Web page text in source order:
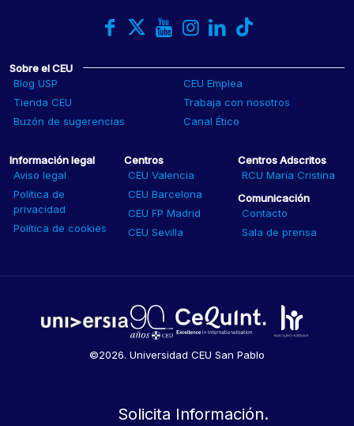
Sobre el CEU
Blog USP
CEU Emplea
Tienda CEU
Trabaja con nosotros
Buzón de sugerencias
Canal Ético
Información legal
Aviso legal
Política de
privacidad
Política de cookies
Centros
CEU Valencia
CEU Barcelona
CEU FP Madrid
CEU Sevilla
Centros Adscritos
RCU María Cristina
Comunicación
Contacto
Sala de prensa
©2026. Universidad CEU San Pablo
Solicita Información.